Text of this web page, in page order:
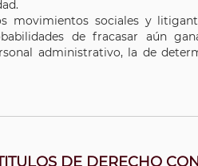
movimientos sociales y
de fracasar aún
administrativo, la de
DE DERECHO